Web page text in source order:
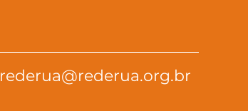
rederua@rederua.org.br